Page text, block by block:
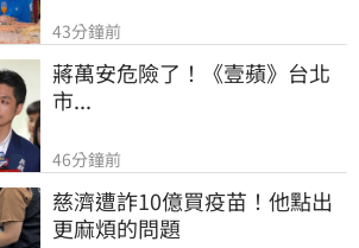
43分鐘前
蔣萬安危險了！《壹蘋》台北
市...
46分鐘前
慈濟遭詐10億買疫苗！他點出
更麻煩的問題